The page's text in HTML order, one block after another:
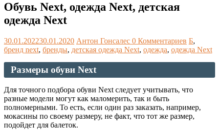
Обувь Next, одежда Next, детская
одежда Next
30.01.202230.01.2020 Антон Гонсалес 0 Комментариев Б,
бренд next, бренды, детская одежда Next, одежда, одежда Next
Размеры обуви Next
Для точного подбора обуви Next следует учитывать, что
разные модели могут как маломерить, так и быть
полномерными. То есть, если один раз заказать, например,
мокасины по своему размеру, не факт, что тот же размер,
подойдет для балеток.